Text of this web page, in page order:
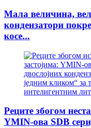
Мала величина,
кондензатори
косе...
Реците збогом
YMIN-ова SDB